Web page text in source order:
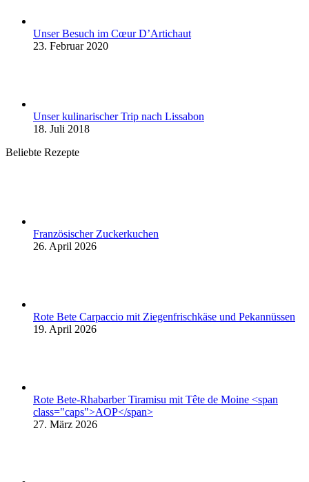
Unser Besuch im Cœur D’Artichaut
23. Februar 2020
Unser kulinarischer Trip nach Lissabon
18. Juli 2018
Beliebte Rezepte
Französischer Zuckerkuchen
26. April 2026
Rote Bete Carpaccio mit Ziegenfrischkäse und Pekannüssen
19. April 2026
Rote Bete-Rhabarber Tiramisu mit Tête de Moine <span
class="caps">AOP</span>
27. März 2026